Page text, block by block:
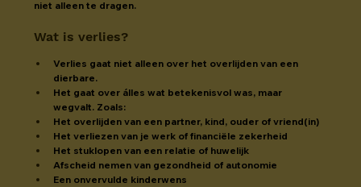
niet alleen te dragen.
Wat is verlies?
Verlies gaat niet alleen over het overlijden van een
dierbare.
Het gaat over álles wat betekenisvol was, maar
wegvalt. Zoals:
Het overlijden van een partner, kind, ouder of vriend(in)
Het verliezen van je werk of financiële zekerheid
Het stuklopen van een relatie of huwelijk
Afscheid nemen van gezondheid of autonomie
Een onvervulde kinderwens